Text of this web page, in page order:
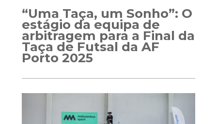
“Uma Taça, um Sonho”: O
estágio da equipa de
arbitragem para a Final da
Taça de Futsal da AF
Porto 2025